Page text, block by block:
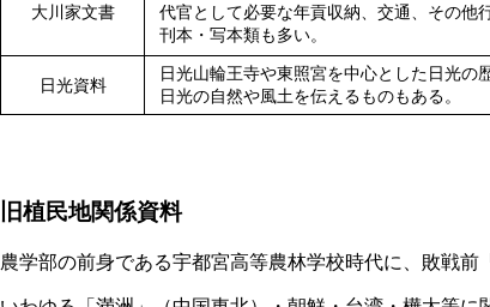
大川家文書
代官として必要な年貢収納、交通、その他
刊本・写本類も多い。
日光資料
日光山輪王寺や東照宮を中心とした日光の
日光の自然や風土を伝えるものもある。
旧植民地関係資料
農学部の前身である宇都宮高等農林学校時代に、敗戦前